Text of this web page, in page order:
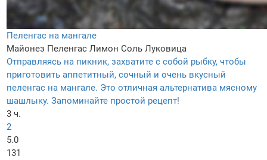
Пеленгас на мангале
Майонез Пеленгас Лимон Соль Луковица
Отправляясь на пикник, захватите с собой рыбку, чтобы
приготовить аппетитный, сочный и очень вкусный
пеленгас на мангале. Это отличная альтернатива мясному
шашлыку. Запоминайте простой рецепт!
3 ч.
2
5.0
131